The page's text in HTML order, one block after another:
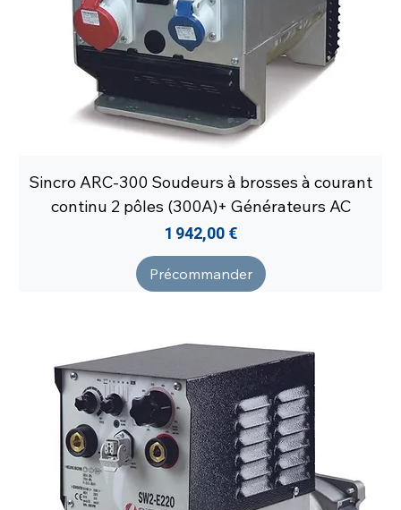
Sincro ARC-300 Soudeurs à brosses à courant
continu 2 pôles (300A)+ Générateurs AC
Prix
1 942,00 €
Précommander